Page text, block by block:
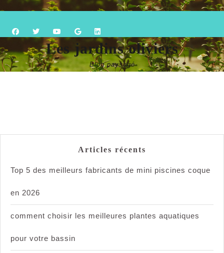
Skip
content
Button
Les jardins oliviers
Blog paysagé
Articles récents
Top 5 des meilleurs fabricants de mini piscines coque
en 2026
comment choisir les meilleures plantes aquatiques
pour votre bassin